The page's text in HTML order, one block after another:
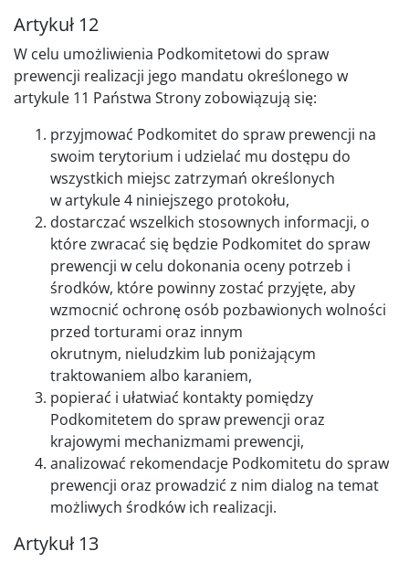
Artykuł 12
W celu umożliwienia Podkomitetowi do spraw
prewencji realizacji jego mandatu określonego w
artykule 11 Państwa Strony zobowiązują się:
przyjmować Podkomitet do spraw prewencji na
swoim terytorium i udzielać mu dostępu do
wszystkich miejsc zatrzymań określonych
w artykule 4 niniejszego protokołu,
dostarczać wszelkich stosownych informacji, o
które zwracać się będzie Podkomitet do spraw
prewencji w celu dokonania oceny potrzeb i
środków, które powinny zostać przyjęte, aby
wzmocnić ochronę osób pozbawionych wolności
przed torturami oraz innym
okrutnym, nieludzkim lub poniżającym
traktowaniem albo karaniem,
popierać i ułatwiać kontakty pomiędzy
Podkomitetem do spraw prewencji oraz
krajowymi mechanizmami prewencji,
analizować rekomendacje Podkomitetu do spraw
prewencji oraz prowadzić z nim dialog na temat
możliwych środków ich realizacji.
Artykuł 13